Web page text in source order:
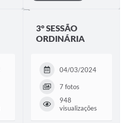
3° SESSÃO
ORDINÁRIA
04/03/2024
7 fotos
948
visualizações